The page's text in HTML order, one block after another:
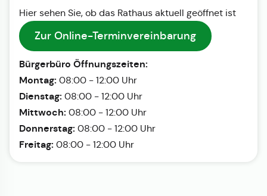
Hier sehen Sie, ob das Rathaus aktuell geöffnet ist
Zur Online-Terminvereinbarung
Bürgerbüro Öffnungszeiten:
Montag: 08:00 - 12:00 Uhr
Dienstag: 08:00 - 12:00 Uhr
Mittwoch: 08:00 - 12:00 Uhr
Donnerstag: 08:00 - 12:00 Uhr
Freitag: 08:00 - 12:00 Uhr